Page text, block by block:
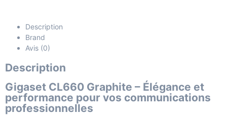
Description
Brand
Avis (0)
Description
Gigaset CL660 Graphite – Élégance et
performance pour vos communications
professionnelles